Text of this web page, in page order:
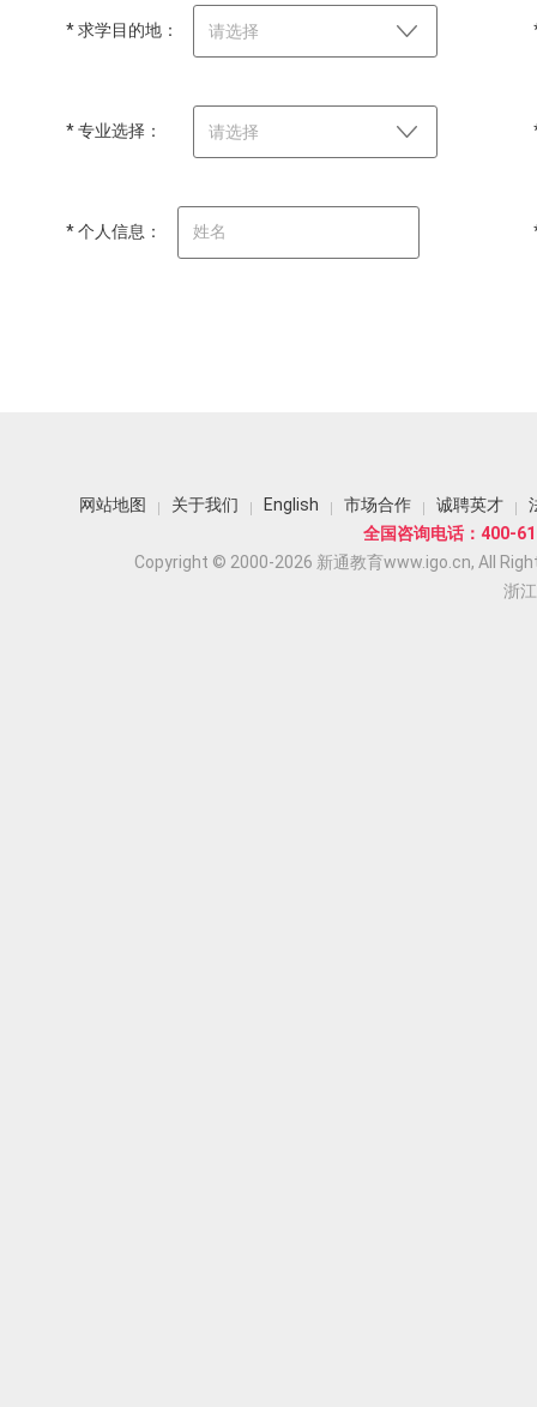
* 求学目的地： 请选择
* 专业选择： 请选择
* 个人信息：
网站地图 关于我们 English 市场合作 诚聘英才
全国咨询电话：400-
Copyright © 2000-2026 新通教育www.igo.cn, All
浙